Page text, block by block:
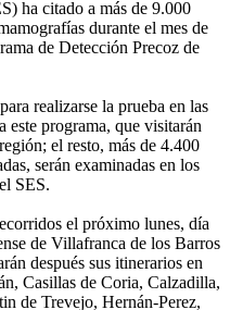
ha citado a más de 9.000
durante el mes de
de Detección Precoz de
realizarse la prueba en las
este programa, que visitarán
el resto, más de 4.400
serán examinadas en los
SES.
el próximo lunes, día
de Villafranca de los Barros
después sus itinerarios en
Casillas de Coria, Calzadilla,
de Trevejo, Hernán-Perez,